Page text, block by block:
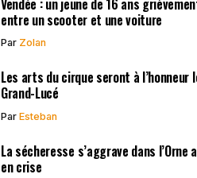
entre un scooter et une voiture
Par Zolan
Les arts du cirque seront à l’honneur
Grand-Lucé
Par Esteban
La sécheresse s’aggrave dans
en crise